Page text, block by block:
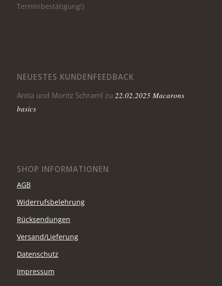
Terminbestätigung!)
NEUESTES KUNDENFEEDBACK
Anita und Moritz Schraml zu 22.02.2025 Macarons
basics
SHOP INFORMATIONEN
AGB
Widerrufsbelehrung
Rücksendungen
Versand/Lieferung
Datenschutz
Impressum